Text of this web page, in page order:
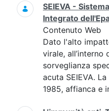
SEIEVA -
Integrato
Contenuto Web
Dato l'alto
virale, all’interno
sorveglianza
acuta SEIEVA.
1985, affianca e